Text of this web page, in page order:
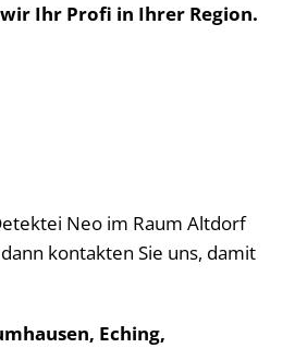
Ihr Profi in Ihrer Region.
Neo im Raum Altdorf
kontakten Sie uns, damit
Eching,